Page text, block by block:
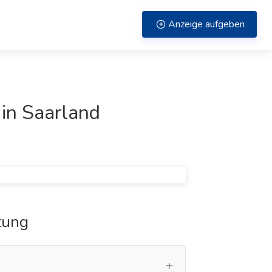
Anzeige aufgeben
Saarland